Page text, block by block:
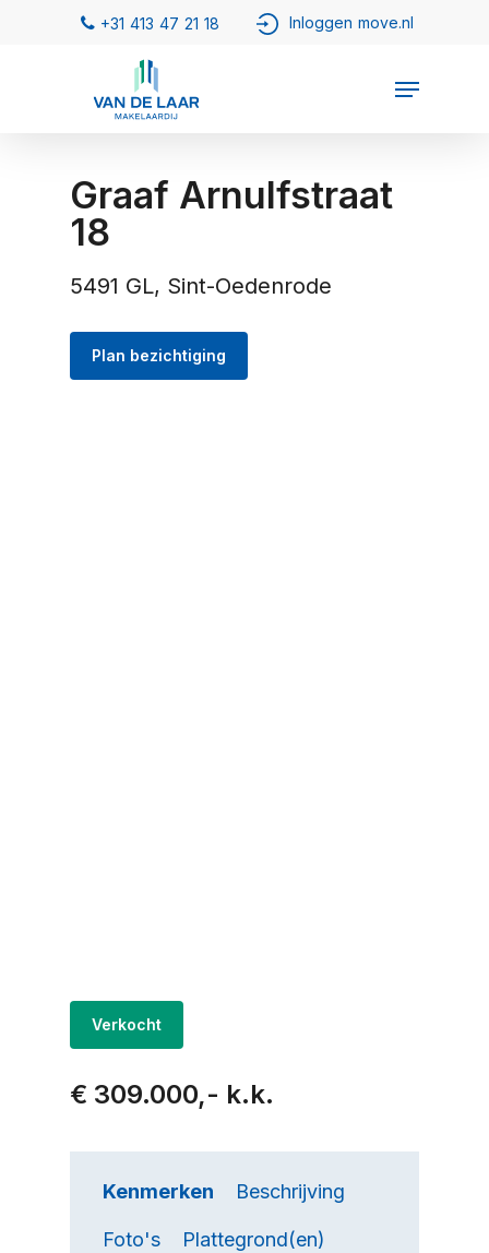
Graaf Arnulfstraat
18
5491 GL, Sint-Oedenrode
Plan bezichtiging
Verkocht
€ 309.000,- k.k.
Kenmerken Beschrijving
Foto's Plattegrond(en)